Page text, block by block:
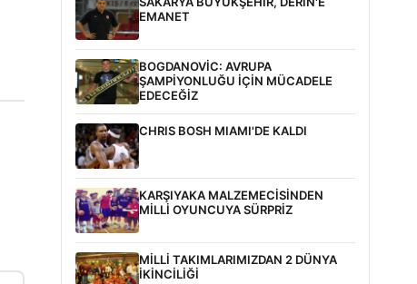
EMANET
BOGDANOVİC: AVRUPA
ŞAMPİYONLUĞU İÇİN MÜCADELE
EDECEĞİZ
CHRIS BOSH MIAMI'DE KALDI
KARŞIYAKA MALZEMECİSİNDEN
MİLLİ OYUNCUYA SÜRPRİZ
MİLLİ TAKIMLARIMIZDAN 2 DÜNYA
İKİNCİLİĞİ